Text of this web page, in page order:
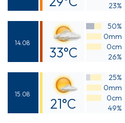
28°C
23%
14.08
33°C
31°C
50%
0mm
0cm
26%
15.08
21°C
25%
0mm
0cm
49%